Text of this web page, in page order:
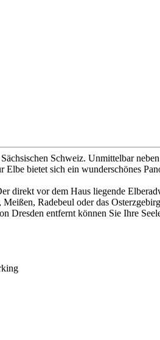
Schweiz. Unmittelbar
bietet sich ein wunderschönes
direkt vor dem Haus liegende
Radebeul oder das
entfernt können Sie Ihre